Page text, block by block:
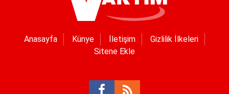
Anasayfa Künye İletişim
Gizlilik İlkeleri
Sitene Ekle